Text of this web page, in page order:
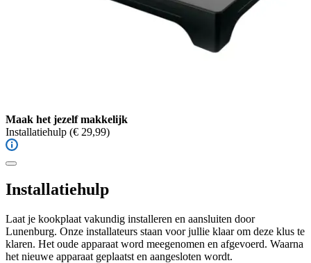
Maak het jezelf makkelijk
Installatiehulp (€ 29,99)
Installatiehulp
Laat je kookplaat vakundig installeren en aansluiten door
Lunenburg. Onze installateurs staan voor jullie klaar om deze klus te
klaren. Het oude apparaat word meegenomen en afgevoerd. Waarna
het nieuwe apparaat geplaatst en aangesloten wordt.